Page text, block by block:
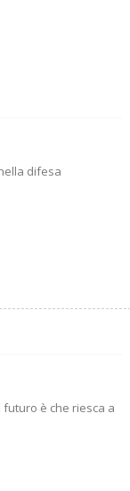
difesa
futuro è che riesca a